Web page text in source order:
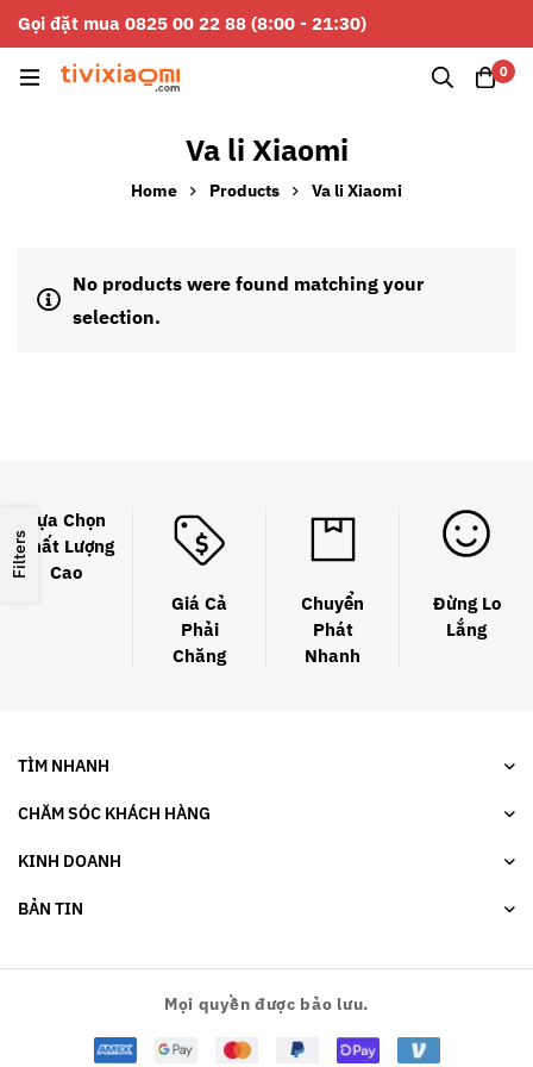
Gọi đặt mua 0825 00 22 88 (8:00 - 21:30)
0
Va li Xiaomi
Home Products Va li Xiaomi
Filters
No products were found matching your
selection.
Lựa Chọn
Chất Lượng
Cao
Giá Cả
Phải
Chăng
Chuyển
Phát
Nhanh
Đừng Lo
Lắng
TÌM NHANH
CHĂM SÓC KHÁCH HÀNG
KINH DOANH
BẢN TIN
Mọi quyền được bảo lưu.